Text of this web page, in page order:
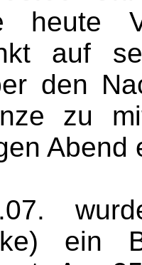
heute
auf
den
zu
Abend
ein